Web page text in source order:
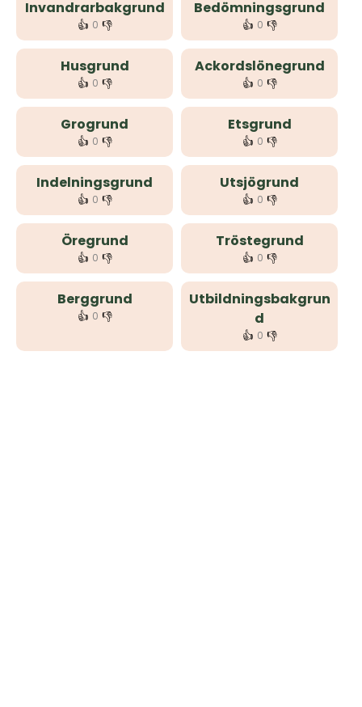
Invandrarbakgrund
👍 0 👎
Bedömningsgrund
👍 0 👎
Husgrund
👍 0 👎
Ackordslönegrund
👍 0 👎
Grogrund
👍 0 👎
Etsgrund
👍 0 👎
Indelningsgrund
👍 0 👎
Utsjögrund
👍 0 👎
Öregrund
👍 0 👎
Tröstegrund
👍 0 👎
Berggrund
👍 0 👎
Utbildningsbakgrun
d
👍 0 👎